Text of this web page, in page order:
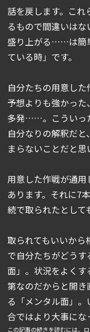
話を戻します。こ
るもので間違いは
盛り上がる……は簡
ている時」です。
自分たちの用意し
予想よりも強かっ
多発……。こういっ
自分なりの解釈だ
まらないことだと思
用意した作戦が通
あります。それに7
続で取られたとして
取られてもいいか
で自分たちがどう
面」。状況をよく
第なのだからと開
る「メンタル面」
合ではより大事にな
この記事の続きを読むには、